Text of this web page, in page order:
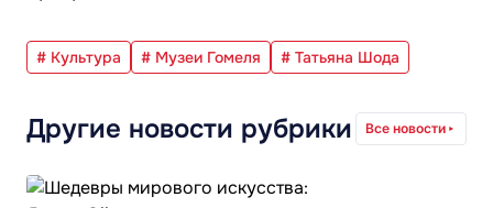
# Культура # Музеи Гомеля # Татьяна Шода
Другие новости рубрики Все новости